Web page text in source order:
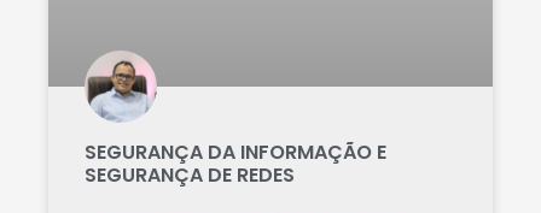
SEGURANÇA DA INFORMAÇÃO E
SEGURANÇA DE REDES